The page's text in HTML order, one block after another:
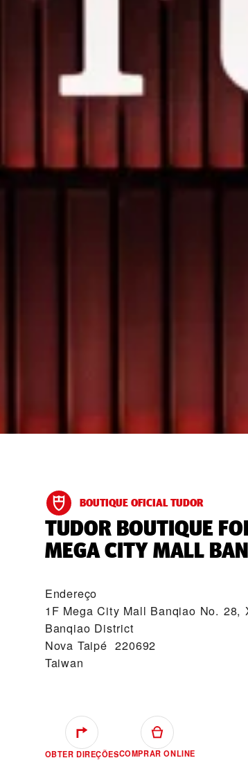
BOUTIQUE OFICIAL TUDOR
‭TUDOR BOUTIQUE
MEGA CITY MALL
Endereço
1F Mega City Mall Banqiao No. 28,
Banqiao District
Nova Taipé 220692
Taiwan
OBTER DIREÇÕESCOMPRAR ONLINE